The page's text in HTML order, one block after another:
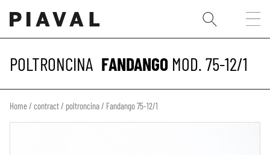
POLTRONCINA FANDANGO MOD. 75-12/1
Home/ contract/ poltroncina/ Fandango 75-12/1